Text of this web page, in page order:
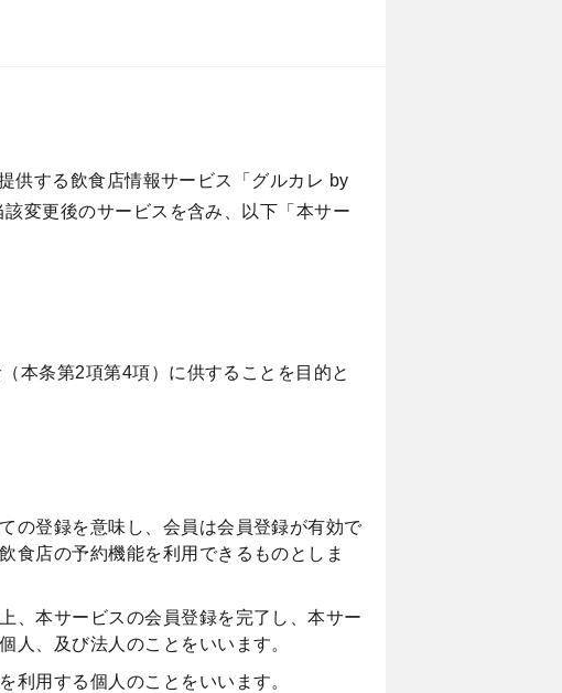
供する飲食店情報サービス「グルカレ by
変更後のサービスを含み、以下「本サー
本条第2項第4項）に供することを目的と
の登録を意味し、会員は会員登録が有効で
食店の予約機能を利用できるものとしま
、本サービスの会員登録を完了し、本サー
人、及び法人のことをいいます。
利用する個人のことをいいます。